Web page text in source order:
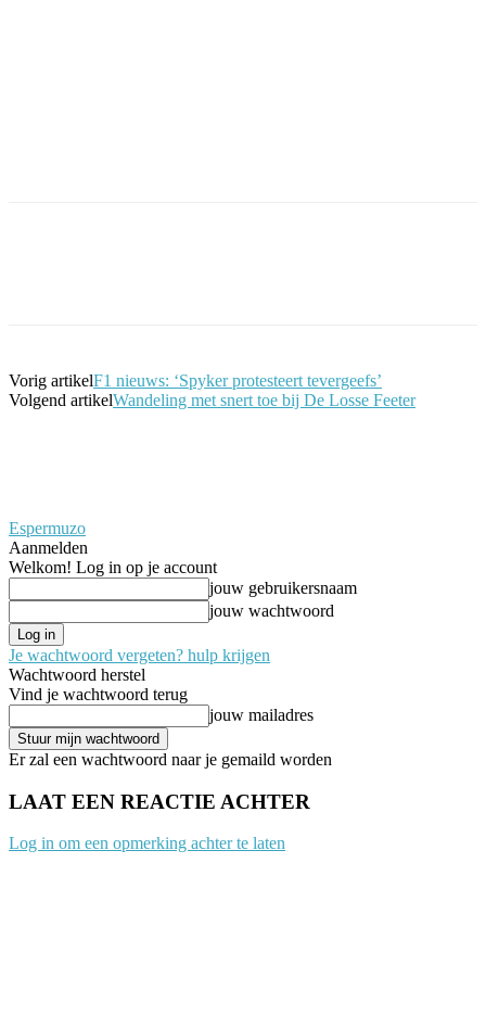
Vorig artikelF1 nieuws: ‘Spyker protesteert tevergeefs’
Volgend artikelWandeling met snert toe bij De Losse Feeter
Espermuzo
Aanmelden
Welkom! Log in op je account
jouw gebruikersnaam
jouw wachtwoord
Je wachtwoord vergeten? hulp krijgen
Wachtwoord herstel
Vind je wachtwoord terug
jouw mailadres
Er zal een wachtwoord naar je gemaild worden
LAAT EEN REACTIE ACHTER
Log in om een opmerking achter te laten